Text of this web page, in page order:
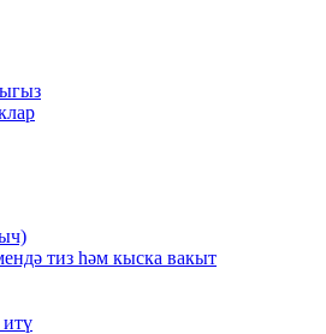
тиз һәм кыска вакыт